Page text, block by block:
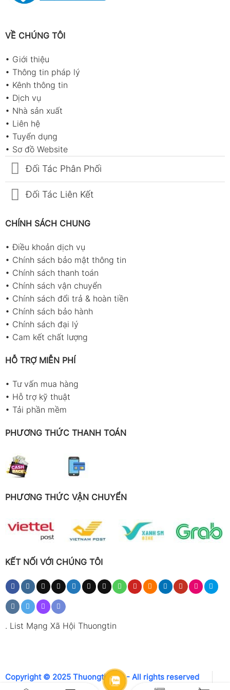
VỀ CHÚNG TÔI
• Giới thiệu
• Thông tin pháp lý
• Kênh thông tin
• Dịch vụ
• Nhà sản xuất
• Liên hệ
• Tuyển dụng
• Sơ đồ Website
Đối Tác Phân Phối
Đối Tác Liên Kết
CHÍNH SÁCH CHUNG
•Điều khoản dịch vụ
• Chính sách bảo mật thông tin
• Chính sách thanh toán
• Chính sách vận chuyển
• Chính sách đổi trả & hoàn tiền
• Chính sách bảo hành
• Chính sách đại lý
• Cam kết chất lượng
HỖ TRỢ MIỄN PHÍ
• Tư vấn mua hàng
• Hỗ trợ kỹ thuật
• Tải phần mềm
PHƯƠNG THỨC THANH TOÁN
PHƯƠNG THỨC VẬN CHUYỂN
KẾT NỐI VỚI CHÚNG TÔI
. List Mạng Xã Hội Thuongtin
Copyright © 2025 Thuongtin.net - All rights reserved